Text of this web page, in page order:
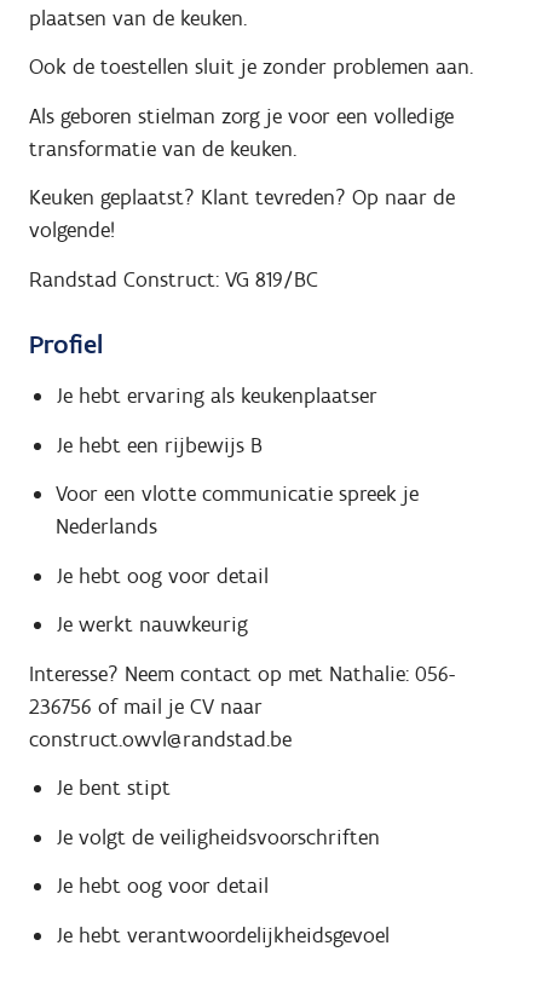
plaatsen van de keuken.
Ook de toestellen sluit je zonder problemen aan.
Als geboren stielman zorg je voor een volledige
transformatie van de keuken.
Keuken geplaatst? Klant tevreden? Op naar de
volgende!
Randstad Construct: VG 819/BC
Profiel
Je hebt ervaring als keukenplaatser
Je hebt een rijbewijs B
Voor een vlotte communicatie spreek je
Nederlands
Je hebt oog voor detail
Je werkt nauwkeurig
Interesse? Neem contact op met Nathalie: 056-
236756 of mail je CV naar
construct.owvl@randstad.be
Je bent stipt
Je volgt de veiligheidsvoorschriften
Je hebt oog voor detail
Je hebt verantwoordelijkheidsgevoel